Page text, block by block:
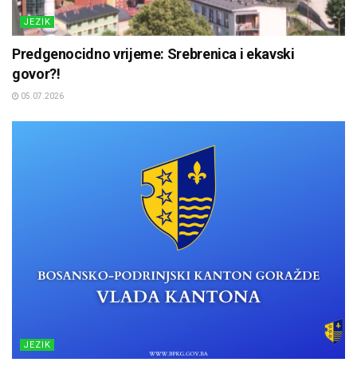
JEZIK
Predgenocidno vrijeme: Srebrenica i ekavski
govor?!
05.07.2026
JEZIK